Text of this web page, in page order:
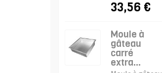
33,56 €
Moule à
gâteau
carré
extra...